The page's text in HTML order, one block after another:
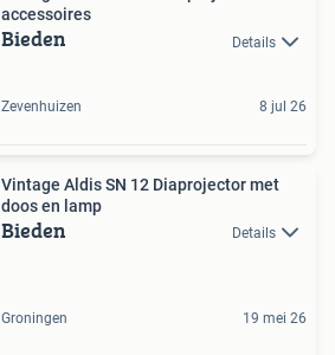
accessoires
Bieden Details
Zevenhuizen 8 jul 26
Vintage Aldis SN 12 Diaprojector met
doos en lamp
Bieden Details
Groningen 19 mei 26